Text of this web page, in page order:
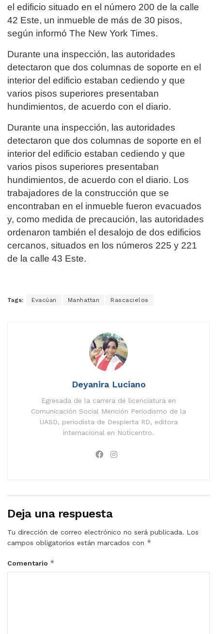
el edificio situado en el número 200 de la calle
42 Este, un inmueble de más de 30 pisos,
según informó The New York Times.
Durante una inspección, las autoridades
detectaron que dos columnas de soporte en el
interior del edificio estaban cediendo y que
varios pisos superiores presentaban
hundimientos, de acuerdo con el diario.
Durante una inspección, las autoridades
detectaron que dos columnas de soporte en el
interior del edificio estaban cediendo y que
varios pisos superiores presentaban
hundimientos, de acuerdo con el diario. Los
trabajadores de la construcción que se
encontraban en el inmueble fueron evacuados
y, como medida de precaución, las autoridades
ordenaron también el desalojo de dos edificios
cercanos, situados en los números 225 y 221
de la calle 43 Este.
Tags: Evacúan Manhattan Rascacielos
Deyanira Luciano
Egresada de la carrera de licenciatura en
Comunicación Social Mención Periodismo de la
UASD, periodista de Despierta RD, editora
internacional en Noticentro.
Deja una respuesta
Tu dirección de correo electrónico no será publicada. Los
campos obligatorios están marcados con *
Comentario *